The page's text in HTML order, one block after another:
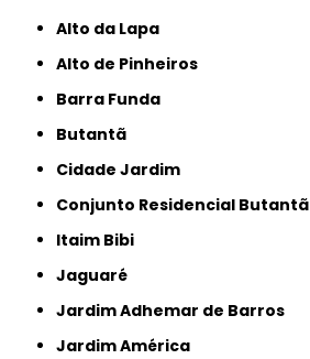
Alto da Lapa
Alto de Pinheiros
Barra Funda
Butantã
Cidade Jardim
Conjunto Residencial Butantã
Itaim Bibi
Jaguaré
Jardim Adhemar de Barros
Jardim América